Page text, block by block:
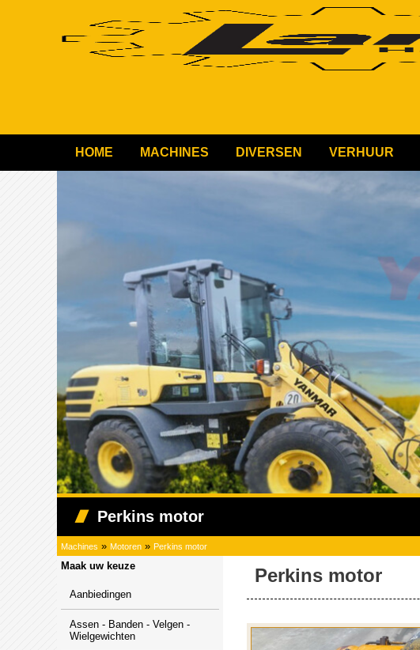
HOME MACHINES DIVERSEN VERHUUR
Perkins motor
Machines » Motoren » Perkins motor
Maak uw keuze
Aanbiedingen
Assen - Banden - Velgen -
Wielgewichten
Perkins motor